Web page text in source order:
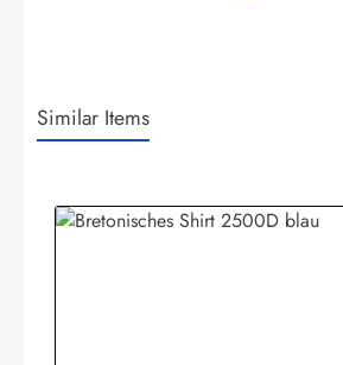
Similar Items